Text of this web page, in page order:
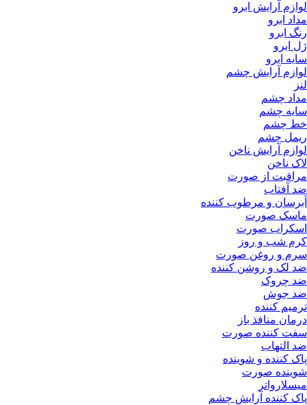
ابرو
چشم
ناخن
از صورت
مرطوب کننده
صورت
و روز
صورت
روشن کننده
باز
صورت
و شوینده
صورت
آرایش چشم